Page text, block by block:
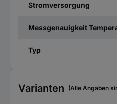
Stromversorgung
Messgenauigkeit
Typ
Varianten (Alle Angaben